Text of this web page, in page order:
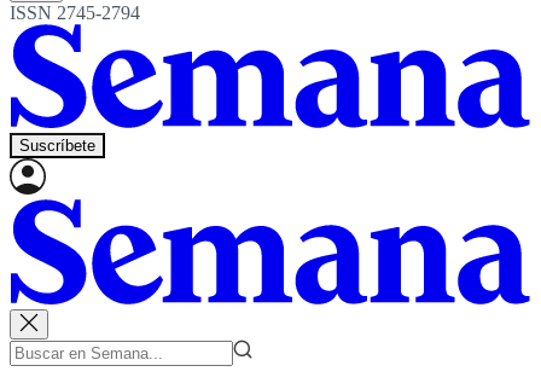
ISSN 2745-2794
Suscríbete